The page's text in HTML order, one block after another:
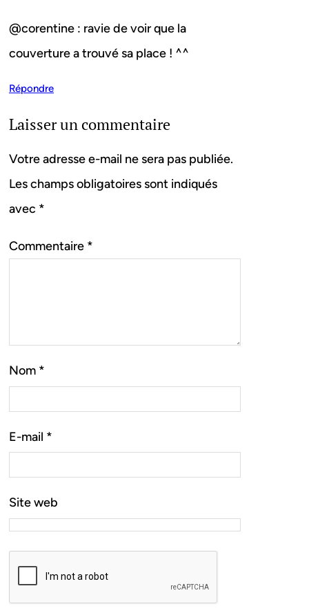
@corentine : ravie de voir que la
couverture a trouvé sa place ! ^^
Répondre
Laisser un commentaire
Votre adresse e-mail ne sera pas publiée.
Les champs obligatoires sont indiqués
avec *
Commentaire *
Nom *
E-mail *
Site web